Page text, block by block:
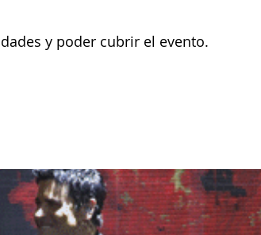
y poder cubrir el evento.